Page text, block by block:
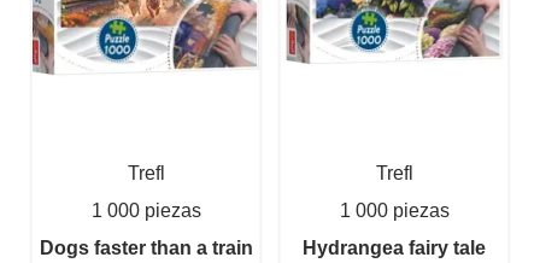
Trefl
1 000 piezas
Dogs faster than a train
Trefl
1 000 piezas
Hydrangea fairy tale